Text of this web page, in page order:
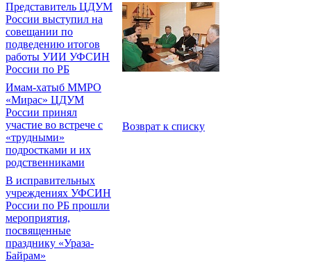
Представитель ЦДУМ
России выступил на
совещании по
подведению итогов
работы УИИ УФСИН
России по РБ
Имам-хатыб ММРО
«Мирас» ЦДУМ
России принял
участие во встрече с
«трудными»
подростками и их
родственниками
В исправительных
учреждениях УФСИН
России по РБ прошли
мероприятия,
посвященные
празднику «Ураза-
Байрам»
Возврат к списку